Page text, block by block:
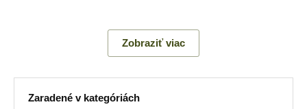
Zobraziť viac
Zaradené v kategóriách